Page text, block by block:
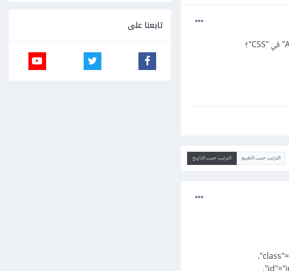
الترتيب حسب التقييم الترتيب حسب التاريخ
تابعنا على